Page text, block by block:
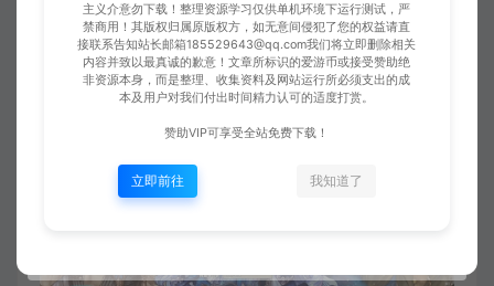
主义介意勿下载！整理资源学习仅供单机环境下运行测试，严
禁商用！其版权归属原版权方，如无意间侵犯了您的权益请直
接联系告知站长邮箱185529643@qq.com我们将立即删除相关
内容并致以最真诚的歉意！文章所标识的爱游币或接受赞助绝
非资源本身，而是整理、收集资料及网站运行所必须支出的成
本及用户对我们付出时间精力认可的适度打赏。
赞助VIP可享受全站免费下载！
立即前往 我知道了